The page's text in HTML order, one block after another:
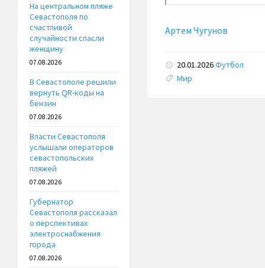
Артем Чугунов
20.01.2026Футбол
Tags:
Мир
На центральном пляже
Севастополя по
счастливой
случайности спасли
женщину
07.08.2026
В Севастополе решили
вернуть QR-коды на
бензин
07.08.2026
Власти Севастополя
услышали операторов
севастопольских
пляжей
07.08.2026
Губернатор
Севастополя рассказал
о перспективах
электроснабжения
города
07.08.2026